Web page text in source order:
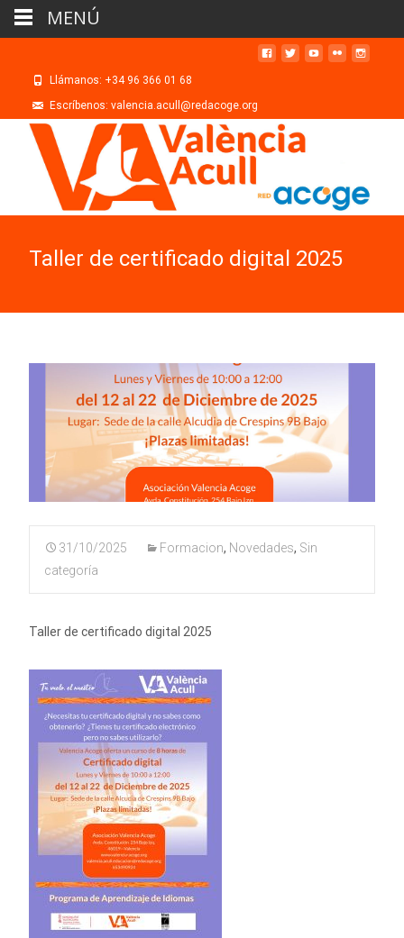
Llámanos: +34 96 366 01 68
Escríbenos: valencia.acull@redacoge.org
Taller de certificado digital 2025
31/10/2025 Formacion, Novedades, Sin
categoría
Taller de certificado digital 2025
MENÚ